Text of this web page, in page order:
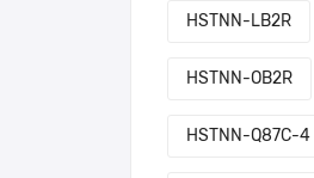
HSTNN-LB2R
HSTNN-OB2R
HSTNN-Q87C-4